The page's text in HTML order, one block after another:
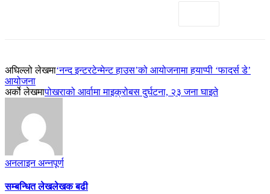
अघिल्लो लेखमा‘नन्द इन्टरटेन्मेन्ट हाउस’को आयोजनामा हयाप्पी ‘फादर्स डे’
आयोजना
अर्को लेखमापोखराको आर्वामा माइक्रोबस दुर्घटना, २३ जना घाइते
अनलाइन अन्नपूर्ण
सम्बन्धित लेखलेखक बढी